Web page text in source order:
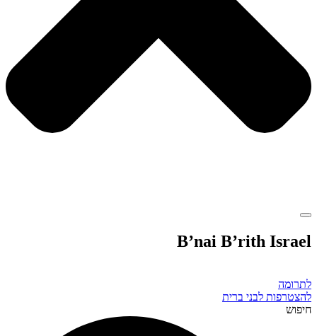
B’nai B’rith Israel
לתרומה
להצטרפות לבני ברית
חיפוש